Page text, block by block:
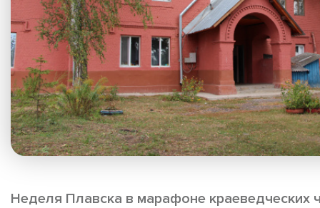
Неделя Плавска в марафоне краеведческих